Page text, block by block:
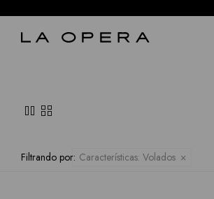
pause grid_view
Filtrando por: Características: Volados